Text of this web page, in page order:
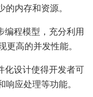
内存和资源。
编程模型，充分利用
更高的并发性能。
化设计使得开发者可
响应处理等功能。